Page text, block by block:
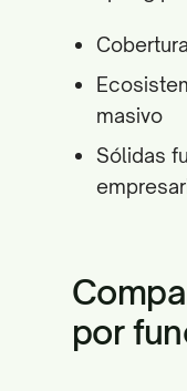
masivo
Sólidas
por